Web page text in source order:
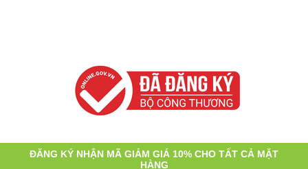
ĐĂNG KÝ NHẬN MÃ GIẢM GIÁ 10% CHO TẤT CẢ MẶT
HÀNG